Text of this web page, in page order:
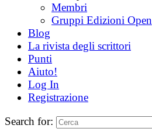
Membri
Gruppi Edizioni Open
Blog
La rivista degli scrittori
Punti
Aiuto!
Log In
Registrazione
Search for: